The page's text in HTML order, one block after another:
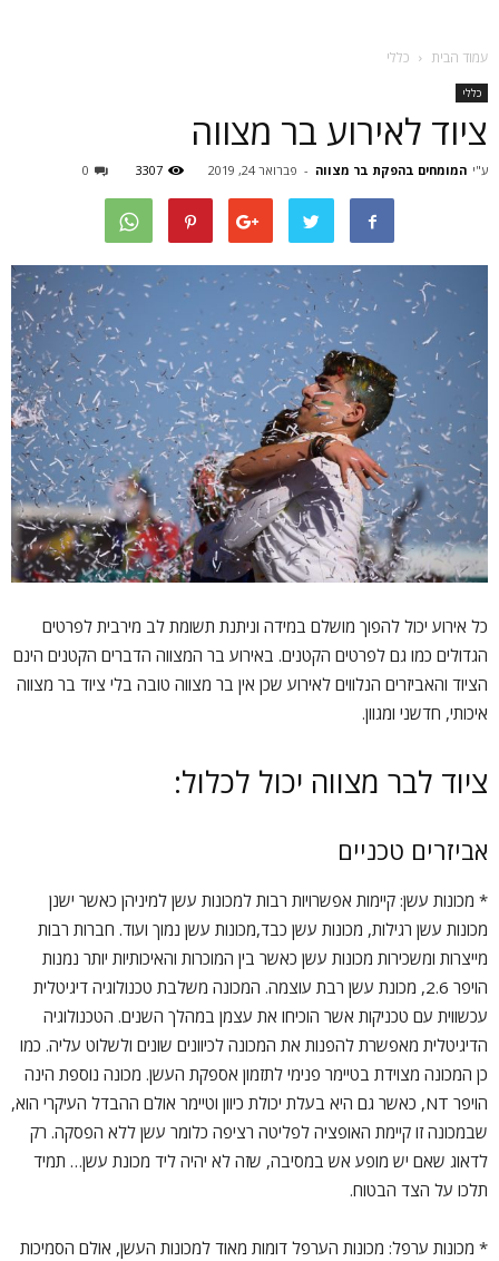
עמוד הבית כללי
כללי
ציוד לאירוע בר מצווה
ע"י המומחים בהפקת בר מצווה - פברואר 24, 2019 3307
0
כל אירוע יכול להפוך מושלם במידה וניתנת תשומת לב מירבית לפרטים
הגדולים כמו גם לפרטים הקטנים. באירוע בר המצווה הדברים הקטנים הינם
הציוד והאביזרים הנלווים לאירוע שכן אין בר מצווה טובה בלי ציוד בר מצווה
איכותי, חדשני ומגוון.
ציוד לבר מצווה יכול לכלול:
אביזרים טכניים
* מכונות עשן: קיימות אפשרויות רבות למכונות עשן למיניהן כאשר ישנן
מכונות עשן רגילות, מכונות עשן כבד,מכונות עשן נמוך ועוד. חברות רבות
מייצרות ומשכירות מכונות עשן כאשר בין המוכרות והאיכותיות יותר נמנות
הויפר 2.6, מכונת עשן רבת עוצמה. המכונה משלבת טכנולוגיה דיגיטלית
עכשווית עם טכניקות אשר הוכיחו את עצמן במהלך השנים. הטכנולוגיה
הדיגיטלית מאפשרת להפנות את המכונה לכיוונים שונים ולשלוט עליה. כמו
כן המכונה מצוידת בטיימר פנימי לתזמון אספקת העשן. מכונה נוספת הינה
הויפר NT, כאשר גם היא בעלת יכולת כיוון וטיימר אולם ההבדל העיקרי הוא,
שבמכונה זו קיימת האופציה לפליטה רציפה כלומר עשן ללא הפסקה. רק
לדאוג שאם יש מופע אש במסיבה, שזה לא יהיה ליד מכונת עשן… תמיד
תלכו על הצד הבטוח.
* מכונות ערפל: מכונות הערפל דומות מאוד למכונות העשן, אולם הסמיכות